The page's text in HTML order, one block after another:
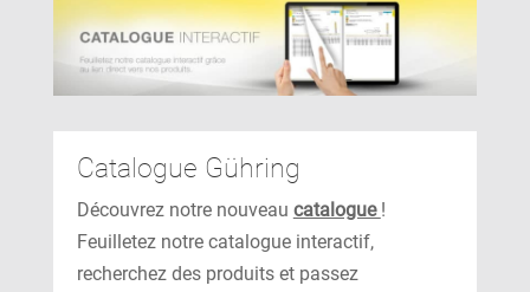
Catalogue Gühring
Découvrez notre nouveau catalogue !
Feuilletez notre catalogue interactif,
recherchez des produits et passez